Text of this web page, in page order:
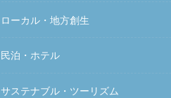
ローカル・地方創生
民泊・ホテル
サステナブル・ツーリズム